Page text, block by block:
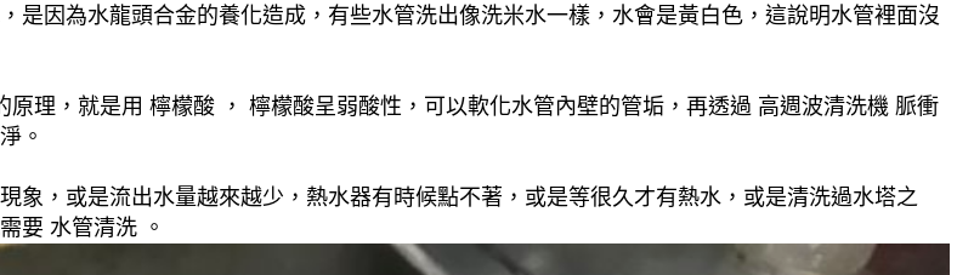
是因為水龍頭合金的養化造成，有些水管洗出像洗米水一樣，水會是黃白色，這說明水管裡面沒
理，就是用 檸檬酸 ， 檸檬酸呈弱酸性，可以軟化水管內壁的管垢，再透過 高週波清洗機 脈衝
。
象，或是流出水量越來越少，熱水器有時候點不著，或是等很久才有熱水，或是清洗過水塔之
要 水管清洗 。